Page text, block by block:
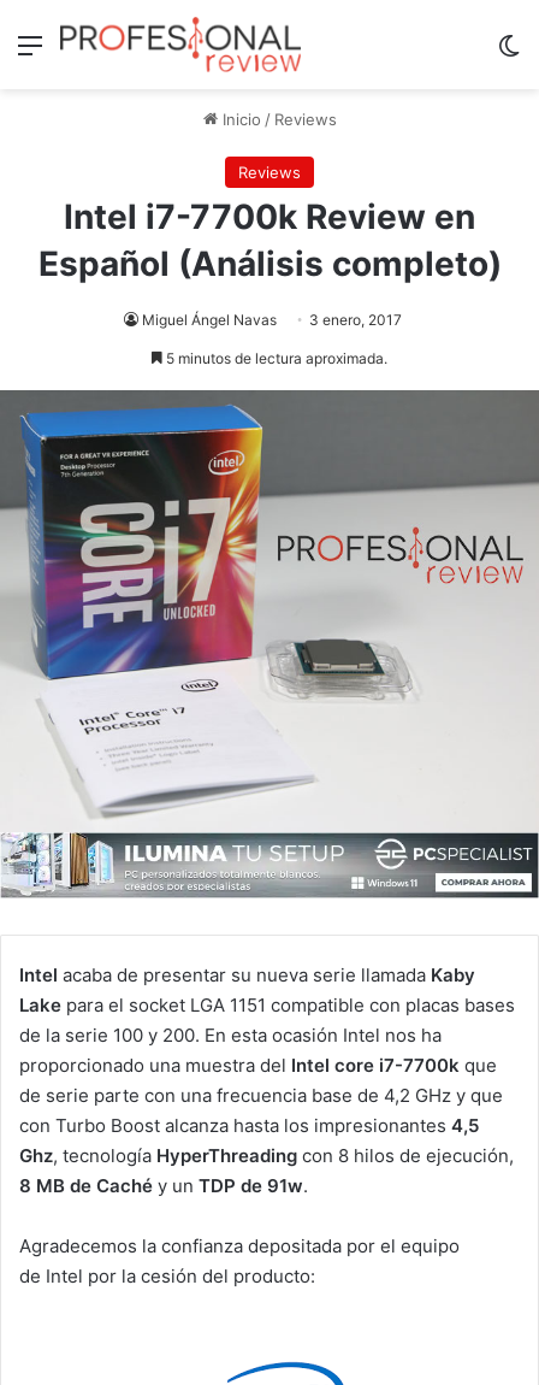
Menú
Inicio / Reviews
Reviews
Intel i7-7700k Review en
Español (Análisis completo)
Miguel Ángel Navas 3 enero, 2017
5 minutos de lectura aproximada.
Intel acaba de presentar su nueva serie llamada Kaby
Lake para el socket LGA 1151 compatible con placas bases
de la serie 100 y 200. En esta ocasión Intel nos ha
proporcionado una muestra del Intel core i7-7700k que
de serie parte con una frecuencia base de 4,2 GHz y que
con Turbo Boost alcanza hasta los impresionantes 4,5
Ghz, tecnología HyperThreading con 8 hilos de ejecución,
8 MB de Caché y un TDP de 91w.
Agradecemos la confianza depositada por el equipo
de Intel por la cesión del producto: